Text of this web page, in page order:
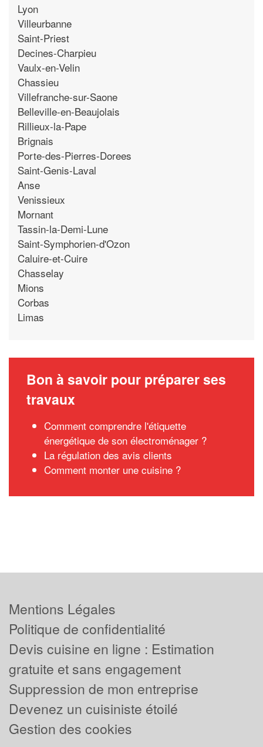
Lyon
Villeurbanne
Saint-Priest
Decines-Charpieu
Vaulx-en-Velin
Chassieu
Villefranche-sur-Saone
Belleville-en-Beaujolais
Rillieux-la-Pape
Brignais
Porte-des-Pierres-Dorees
Saint-Genis-Laval
Anse
Venissieux
Mornant
Tassin-la-Demi-Lune
Saint-Symphorien-d'Ozon
Caluire-et-Cuire
Chasselay
Mions
Corbas
Limas
Bon à savoir pour préparer ses
travaux
Comment comprendre l'étiquette
énergétique de son électroménager ?
La régulation des avis clients
Comment monter une cuisine ?
Mentions Légales
Politique de confidentialité
Devis cuisine en ligne : Estimation
gratuite et sans engagement
Suppression de mon entreprise
Devenez un cuisiniste étoilé
Gestion des cookies